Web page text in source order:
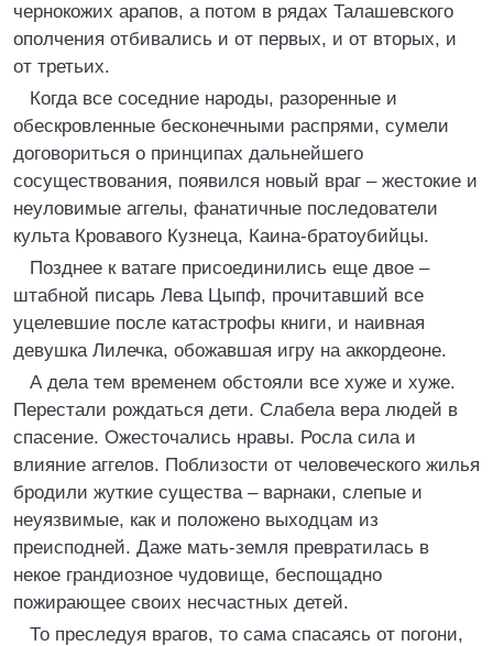
чернокожих арапов, а потом в рядах Талашевского
ополчения отбивались и от первых, и от вторых, и
от третьих.
Когда все соседние народы, разоренные и
обескровленные бесконечными распрями, сумели
договориться о принципах дальнейшего
сосуществования, появился новый враг – жестокие и
неуловимые аггелы, фанатичные последователи
культа Кровавого Кузнеца, Каина-братоубийцы.
Позднее к ватаге присоединились еще двое –
штабной писарь Лева Цыпф, прочитавший все
уцелевшие после катастрофы книги, и наивная
девушка Лилечка, обожавшая игру на аккордеоне.
А дела тем временем обстояли все хуже и хуже.
Перестали рождаться дети. Слабела вера людей в
спасение. Ожесточались нравы. Росла сила и
влияние аггелов. Поблизости от человеческого жилья
бродили жуткие существа – варнаки, слепые и
неуязвимые, как и положено выходцам из
преисподней. Даже мать-земля превратилась в
некое грандиозное чудовище, беспощадно
пожирающее своих несчастных детей.
То преследуя врагов, то сама спасаясь от погони,